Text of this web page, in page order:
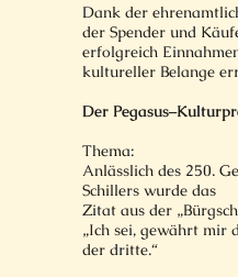
Dank der
der Spender und
erfolgreich
kultureller Belange
Der
Thema:
Anlässlich des 250.
Schillers wurde das
Zitat aus der
„Ich sei, gewährt mir
der dritte.“